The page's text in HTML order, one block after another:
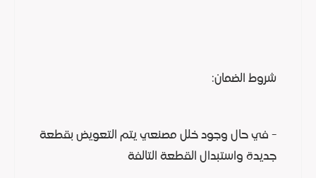
شروط الضمان:
- في حال وجود خلل مصنعي يتم التعويض بقطعة
جديدة واستبدال القطعة التالفة